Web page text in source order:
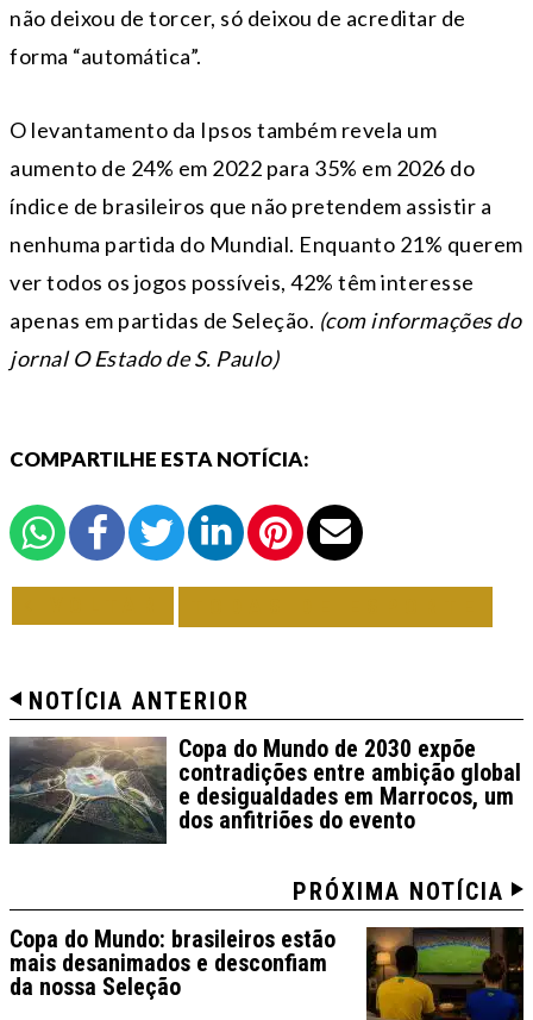
não deixou de torcer, só deixou de acreditar de
forma “automática”.
O levantamento da Ipsos também revela um
aumento de 24% em 2022 para 35% em 2026 do
índice de brasileiros que não pretendem assistir a
nenhuma partida do Mundial. Enquanto 21% querem
ver todos os jogos possíveis, 42% têm interesse
apenas em partidas de Seleção. (com informações do
jornal O Estado de S. Paulo)
COMPARTILHE ESTA NOTÍCIA:
NOTÍCIA ANTERIOR
Copa do Mundo de 2030 expõe
contradições entre ambição global
e desigualdades em Marrocos, um
dos anfitriões do evento
PRÓXIMA NOTÍCIA
Copa do Mundo: brasileiros estão
mais desanimados e desconfiam
da nossa Seleção